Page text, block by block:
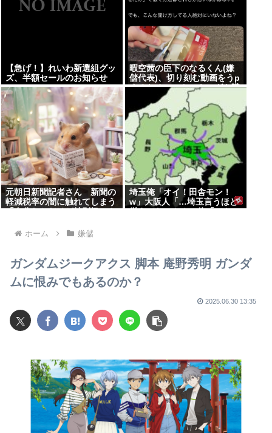
【急げ！】れいわ新選組グッ
ズ、半額セールのお知らせ
暇空茜の臣下のなるくん(嫌
儲代表)、切り刻む動画をうp
するためにストッキングを購
入、ハサミを入れて感触を楽
しむ
元朝日新聞記者さん 新聞の
軽減税率の闇に触れてしまう
「自分たちだけが特別扱いさ
い」
埼玉俺「オイ！田舎モン！
w」大阪人「…埼玉言うほど
栄えてないやん」俺「でも、
ホーム
嫌儲
ガンダムジークアクス 脚本 庵野秀明 ガンダ
ムに恨みでもあるのか？
2025.06.30 13:35